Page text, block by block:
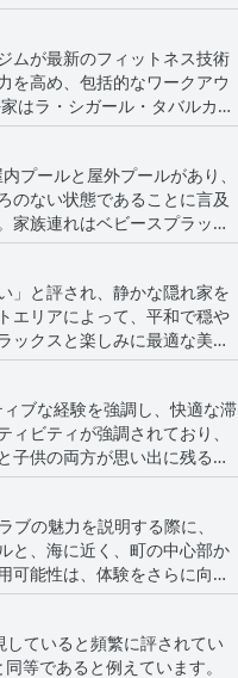
に対する圧倒的な感情は、卓
ジーエ
は、その豪華で徹底したサ
ムが最新のフィットネス技術
を高め、包括的なワークアウ
はラ・シガール・タバルカの
プールと屋外プールがあり、
のない状態であることに言及
家族連れはベビースプラッシ
レビュアー
どのアメニティは、全体的
の堆積物、タオルが時々不足
があり、一部のゲストは制限
」と評され、静かな隠れ家を
エリアによって、平和で穏や
ックスと楽しみに最適な美し
場所です。ビーチフロント
ービスに
の多様性によって向上して
される場合があることに注意
地であることに変わりはあ
ブな経験を強調し、快適な滞
ビティが強調されており、
子供の両方が思い出に残る経
な問題にもかかわらず、全
La Cigale Tabarka」で何か楽
の魅力を説明する際に、
と、海に近く、町の中心部か
可能性は、体験をさらに向上
なハイライトであり、ビーチ
ていると頻繁に評されてい
等であると例えています。